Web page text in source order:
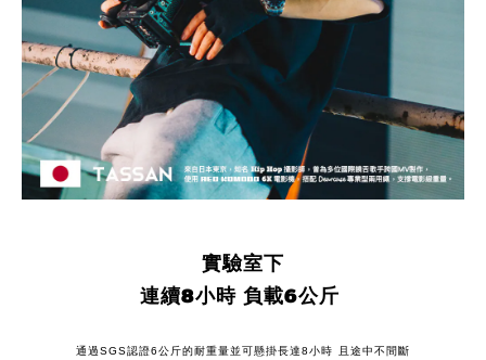
實驗室下
連續8小時 負載6公斤
通過SGS認證6公斤的耐重量並可懸掛長達8小時 且途中不間斷